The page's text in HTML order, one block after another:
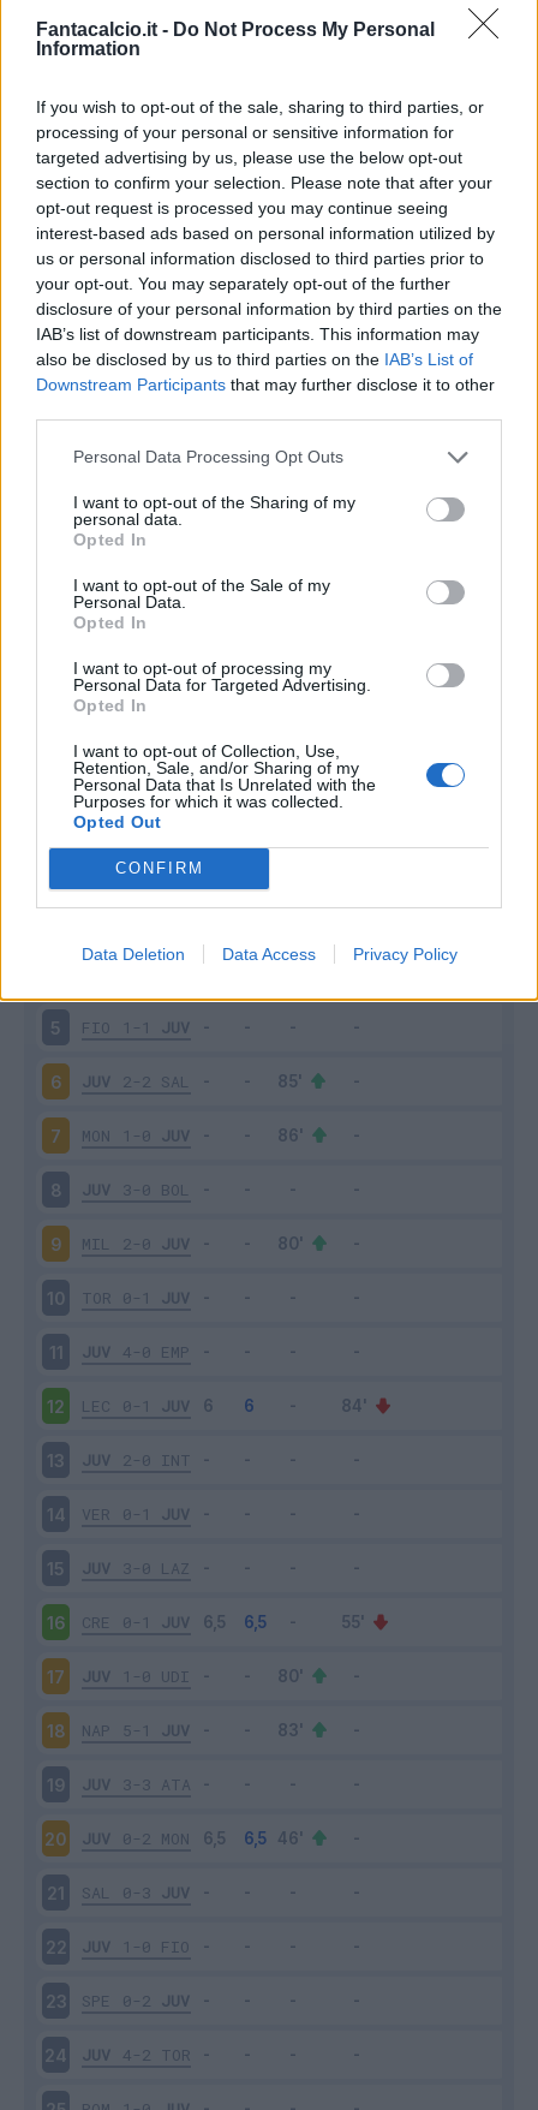
Fantacalcio.it - Do Not Process My Personal
Information
If you wish to opt-out of the sale, sharing to third parties, or
processing of your personal or sensitive information for
targeted advertising by us, please use the below opt-out
section to confirm your selection. Please note that after your
opt-out request is processed you may continue seeing
interest-based ads based on personal information utilized by
us or personal information disclosed to third parties prior to
your opt-out. You may separately opt-out of the further
disclosure of your personal information by third parties on the
IAB’s list of downstream participants. This information may
also be disclosed by us to third parties on the IAB’s List of
Downstream Participants that may further disclose it to other
Personal Data Processing Opt Outs
I want to opt-out of the Sharing of my
personal data.
Opted In
I want to opt-out of the Sale of my
Personal Data.
Opted In
I want to opt-out of processing my
Personal Data for Targeted Advertising.
Opted In
I want to opt-out of Collection, Use,
Retention, Sale, and/or Sharing of my
Personal Data that Is Unrelated with the
Purposes for which it was collected.
Opted Out
CONFIRM
Data Deletion Data Access Privacy Policy
Classic Mantra
Riepilogo stagione
Titolare
Entrato 9 - 23%
Scarica riepilogo
stagionale
Scarica
Giornata VotoFV Entrato Uscito Bonus/Malus
JUV 3-0 SAS
0-0 JUV
5 FIO 1-1 JUV
6 JUV 2-2 SAL
7 MON 1-0 JUV
8 JUV 3-0 BOL
9 MIL 2-0 JUV
10 TOR 0-1 JUV
11 JUV 4-0 EMP
12 LEC 0-1 JUV
13 JUV 2-0 INT
14 VER 0-1 JUV
15 JUV 3-0 LAZ
16 CRE 0-1 JUV
17 JUV 1-0 UDI
18 NAP 5-1 JUV
19 JUV 3-3 ATA
20 JUV 0-2 MON
21 SAL 0-3 JUV
22 JUV 1-0 FIO
23 SPE 0-2 JUV
24 JUV 4-2 TOR